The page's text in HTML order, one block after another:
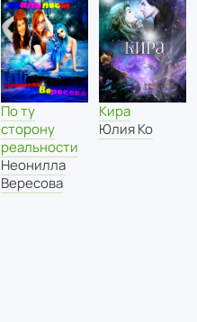
По ту
сторону
реальности
Неонилла
Вересова
Кира
Юлия Ко